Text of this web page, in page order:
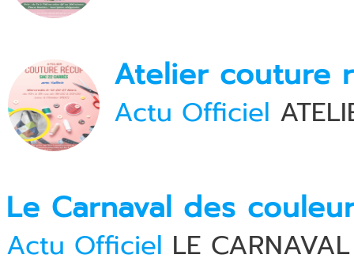
Atelier couture
Actu Officiel
Le Carnaval des
Actu Officiel LE